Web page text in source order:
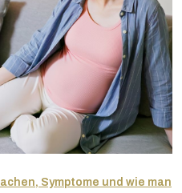
Symptome und wie man